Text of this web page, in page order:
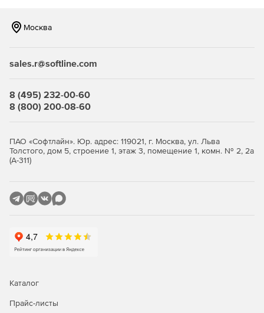
Файлы могут храниться во внутренней или внешней
Предотвращение потери корпоративных данных и их
Программа может быть настроена для 1000 серверов.
Запись работы call-центра.
Проверка на соответствие стандартам индустрии
Мониторинг и аудит основной деятельности
пользователей.
нескольких часов.
Москва
sales.r@softline.com
8 (495) 232-00-60
8 (800) 200-08-60
ПАО «Софтлайн». Юр. адрес: 119021, г. Москва, ул. Льва
Толстого, дом 5, строение 1, этаж 3, помещение 1, комн. № 2, 2а
(А-311)
Каталог
Прайс-листы